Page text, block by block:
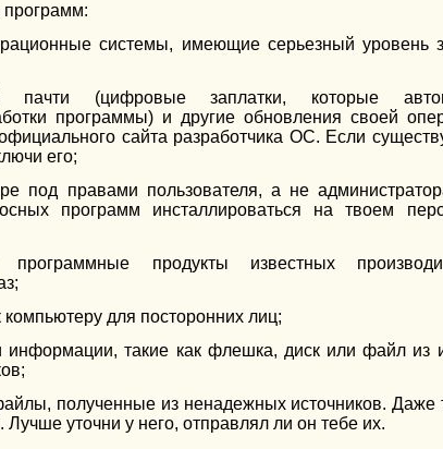
системы, имеющие серьезный уровень
пачти (цифровые заплатки, которые
программы) и другие обновления своей
сайта разработчика ОС. Если
его;
под правами пользователя, а не
программ инсталлироваться на твоем
продукты известных
для посторонних лиц;
информации, такие как флешка, диск или файл из
полученные из ненадежных источников. Даже
уточни у него, отправлял ли он тебе их.